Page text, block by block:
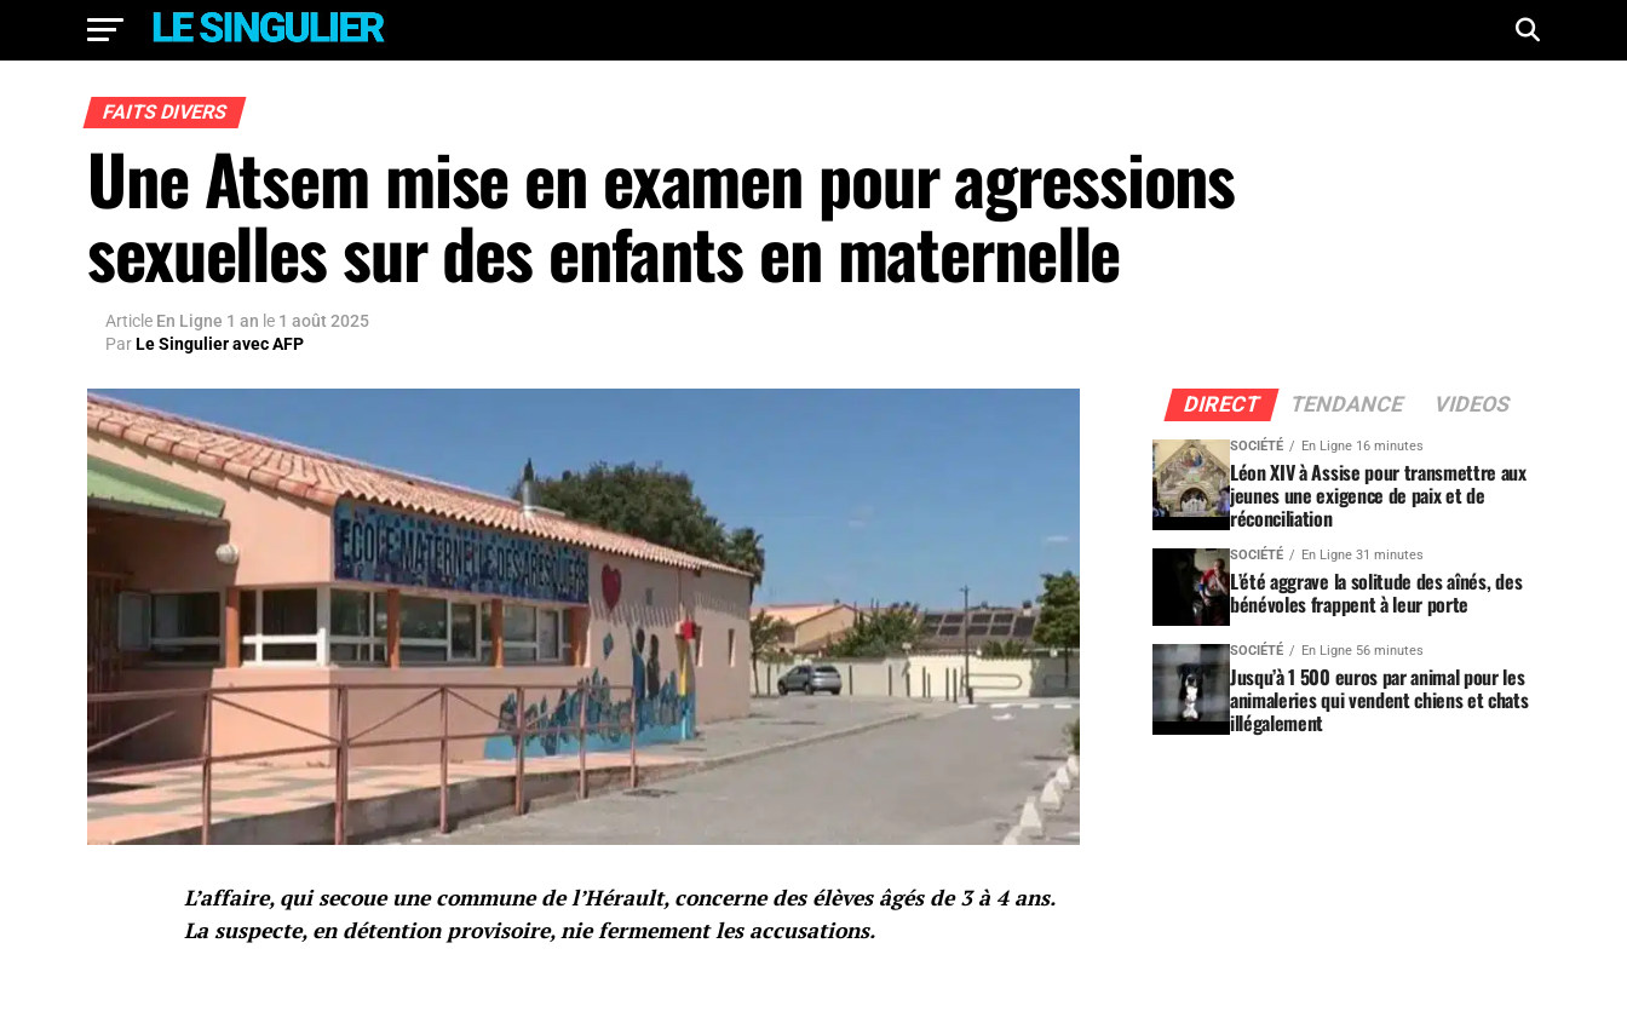
FAITS DIVERS
Une Atsem mise en examen pour agressions
sexuelles sur des enfants en maternelle
Article En Ligne 1 an le 1 août 2025
ParLe Singulier avec AFP
L’affaire, qui secoue une commune de l’Hérault, concerne des élèves âgés de 3 à 4 ans.
La suspecte, en détention provisoire, nie fermement les accusations.
DIRECT TENDANCE VIDEOS
SOCIÉTÉ En Ligne 16 minutes
Léon XIV à Assise pour transmettre aux
jeunes une exigence de paix et de
réconciliation
SOCIÉTÉ En Ligne 31 minutes
L’été aggrave la solitude des aînés, des
bénévoles frappent à leur porte
SOCIÉTÉ En Ligne 56 minutes
Jusqu’à 1 500 euros par animal pour les
animaleries qui vendent chiens et chats
illégalement